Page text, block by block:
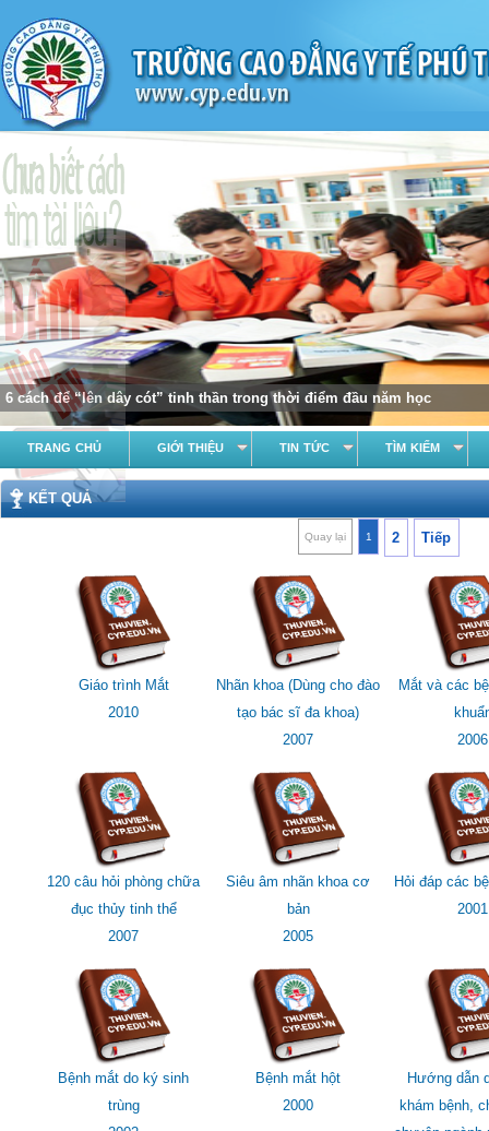
6 cách để “lên dây cót” tinh thần trong thời điểm đầu năm học
TRANG CHỦ GIỚI THIỆU TIN TỨC TÌM KIẾM
KẾT QUẢ
Quay lại 1 2 Tiếp
Giáo trình Mắt
2010
Nhãn khoa (Dùng cho đào
tạo bác sĩ đa khoa)
2007
Mắt và các
2006
120 câu hỏi phòng chữa
đục thủy tinh thể
2007
Siêu âm nhãn khoa cơ
bản
2005
Hỏi đáp các
2001
Bệnh mắt do ký sinh
trùng
Bệnh mắt hột
2000
Hướng dẫn
khám bệnh,